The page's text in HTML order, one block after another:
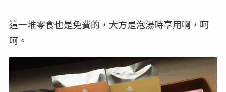
這一堆零食也是免費的，大方是泡湯時享用啊，呵
呵。